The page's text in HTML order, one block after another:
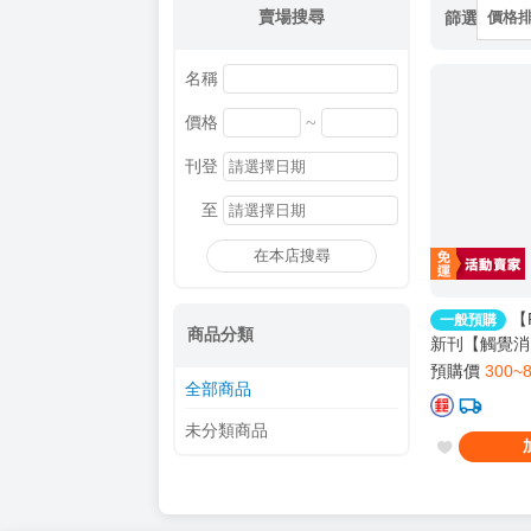
賣場搜尋
名稱
價格 ~
刊登
至
在本店搜尋
商品分類
全部商品
未分類商品
篩選 價格
一般預購 【
新刊【觸覺
再陪我一下
R18 中文 同
~下旬出貨》
預購價